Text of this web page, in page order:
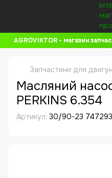
AGROVIKTOR - магазин
Запчастини для
Маcляний
PERKINS 6.354
Артикул: 30/90-23